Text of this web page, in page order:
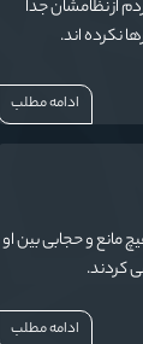
از نظامشان جدا
نکرده اند.
ادامه مطلب
مانع و حجابی بین او
کردند.
ادامه مطلب